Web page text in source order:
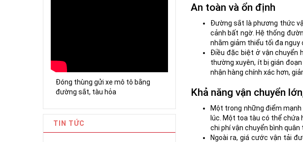
Đóng thùng gửi xe mô tô bằng
đường sắt, tàu hỏa
TIN TỨC
An toàn và ổn định
Đường sắt là phương thức
cảnh bất ngờ. Hệ thống
nhằm giảm thiểu tối đa nguy
Điều đặc biệt ở vận chuyển
thường xuyên, ít bị gián
nhận hàng chính xác hơn,
Khả năng vận chuyển
Một trong những điểm
lúc. Một toa tàu có thể chứa
chi phí vận chuyển bình
Ngoài ra, giá cước vận tải